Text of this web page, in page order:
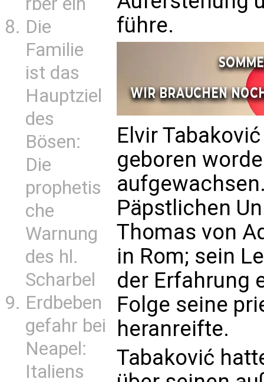
Die
Familie
ist das
Hauptziel
des
Bösen:
Die
prophetis
che
Warnung
des hl.
Scharbel
Erdbeben
gefahr bei
Neapel:
Italiens
führe.
Elvir
geboren
Päpstlichen
Thomas von
in Rom; sein
der Erfahrung
Folge seine
heranreifte.
Tabaković